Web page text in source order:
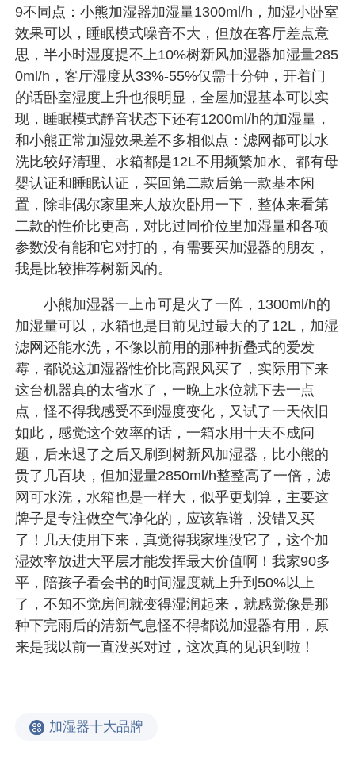
9不同点：小熊加湿器加湿量1300ml/h，加湿小卧室
效果可以，睡眠模式噪音不大，但放在客厅差点意
思，半小时湿度提不上10%树新风加湿器加湿量285
0ml/h，客厅湿度从33%-55%仅需十分钟，开着门
的话卧室湿度上升也很明显，全屋加湿基本可以实
现，睡眠模式静音状态下还有1200ml/h的加湿量，
和小熊正常加湿效果差不多相似点：滤网都可以水
洗比较好清理、水箱都是12L不用频繁加水、都有母
婴认证和睡眠认证，买回第二款后第一款基本闲
置，除非偶尔家里来人放次卧用一下，整体来看第
二款的性价比更高，对比过同价位里加湿量和各项
参数没有能和它对打的，有需要买加湿器的朋友，
我是比较推荐树新风的。
小熊加湿器一上市可是火了一阵，1300ml/h的
加湿量可以，水箱也是目前见过最大的了12L，加湿
滤网还能水洗，不像以前用的那种折叠式的爱发
霉，都说这加湿器性价比高跟风买了，实际用下来
这台机器真的太省水了，一晚上水位就下去一点
点，怪不得我感受不到湿度变化，又试了一天依旧
如此，感觉这个效率的话，一箱水用十天不成问
题，后来退了之后又刷到树新风加湿器，比小熊的
贵了几百块，但加湿量2850ml/h整整高了一倍，滤
网可水洗，水箱也是一样大，似乎更划算，主要这
牌子是专注做空气净化的，应该靠谱，没错又买
了！几天使用下来，真觉得我家埋没它了，这个加
湿效率放进大平层才能发挥最大价值啊！我家90多
平，陪孩子看会书的时间湿度就上升到50%以上
了，不知不觉房间就变得湿润起来，就感觉像是那
种下完雨后的清新气息怪不得都说加湿器有用，原
来是我以前一直没买对过，这次真的见识到啦！
加湿器十大品牌